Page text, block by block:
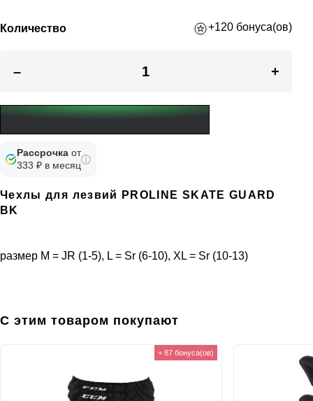
Количество +120 бонуса(ов)
– +
Рассрочка от
333 ₽ в месяц
Чехлы для лезвий PROLINE SKATE GUARD
BK
размер М = JR (1-5), L = Sr (6-10), XL = Sr (10-13)
С этим товаром покупают
+ 87 бонуса(ов)